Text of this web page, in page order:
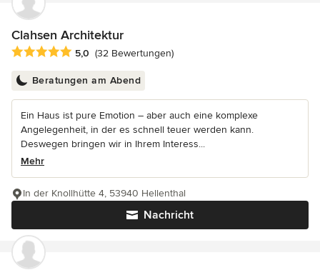
Clahsen Architektur
Durchschnittliche Bewertung: 5 von 5 Sternen
5,0 (32 Bewertungen)
Beratungen am Abend
Ein Haus ist pure Emotion – aber auch eine komplexe
Angelegenheit, in der es schnell teuer werden kann.
Deswegen bringen wir in Ihrem Interess...
Mehr
Nachricht
In der Knollhütte 4, 53940 Hellenthal